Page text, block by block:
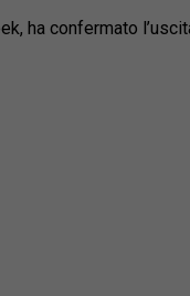
ha confermato